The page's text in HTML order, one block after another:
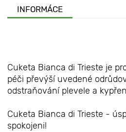
INFORMÁCE
Cuketa Bianca di Trieste je
péči převýší uvedené
odstraňování plevele a
Cuketa Bianca di Trieste -
spokojeni!